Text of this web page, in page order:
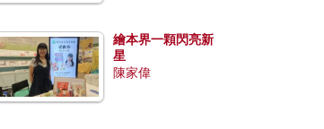
繪本界一顆閃亮新
星
陳家偉